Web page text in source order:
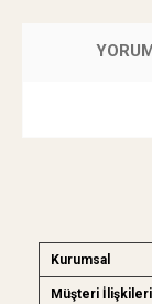
Kurumsal
Müşteri İlişkileri